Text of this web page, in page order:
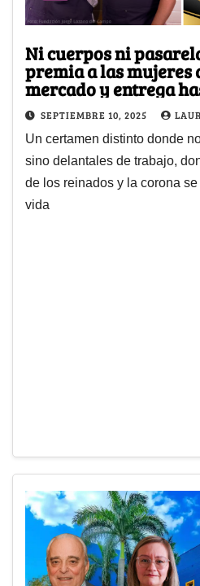
Ni cuerpos ni
premia a las mujeres
mercado y entrega
SEPTIEMBRE 10, 2025
Un certamen distinto donde
sino delantales de trabajo,
de los reinados y la corona
vida